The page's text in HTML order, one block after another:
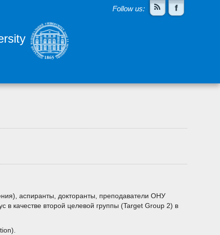
Follow us:
аспиранты, докторанты, преподаватели ОНУ
качестве второй целевой группы (Target Group 2) в